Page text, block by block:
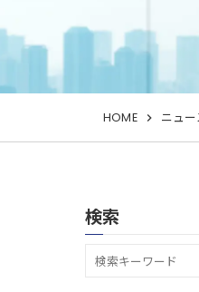
HOME ニュ
検索